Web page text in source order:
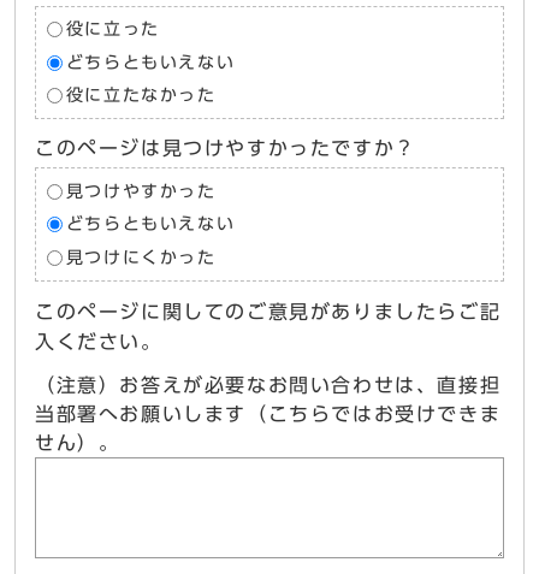
役に立った
どちらともいえない
役に立たなかった
このページは見つけやすかったですか？
見つけやすかった
どちらともいえない
見つけにくかった
このページに関してのご意見がありましたらご記
入ください。
（注意）お答えが必要なお問い合わせは、直接担
当部署へお願いします（こちらではお受けできま
せん）。